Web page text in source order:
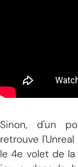
Sinon, d'un
retrouve
le 4e volet de